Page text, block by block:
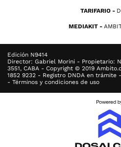
TARIFARIO
MEDIAKIT
Edición N9414
Director: Gabriel Morini - Propietario:
3551, CABA - Copyright © 2019
1852 9232 - Registro DNDA en trámite
- Términos y condiciones de uso